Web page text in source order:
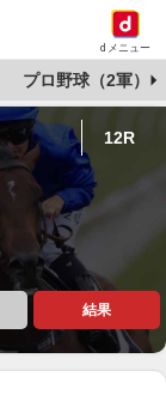
dメニュー
プロ野球（2軍）
12R
結果